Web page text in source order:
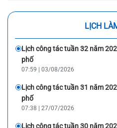
LỊCH
Lịch công tác tuần 32 năm
phố
07:59 | 03/08/2026
Lịch công tác tuần 31 năm
phố
07:38 | 27/07/2026
Lịch công tác tuần 30 năm